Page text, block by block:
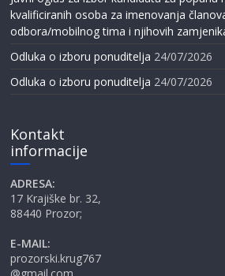
kvalificiranih osoba za imenovanja
odbora/mobilnog tima i njihovih
Odluka o izboru ponuditelja 24/07/2026
Odluka o izboru ponuditelja 24/07/2026
Kontakt
informacije
ADRESA:
17 Krajiške br. 32,
88440 Prozor;
E-MAIL:
prozorski.krug767